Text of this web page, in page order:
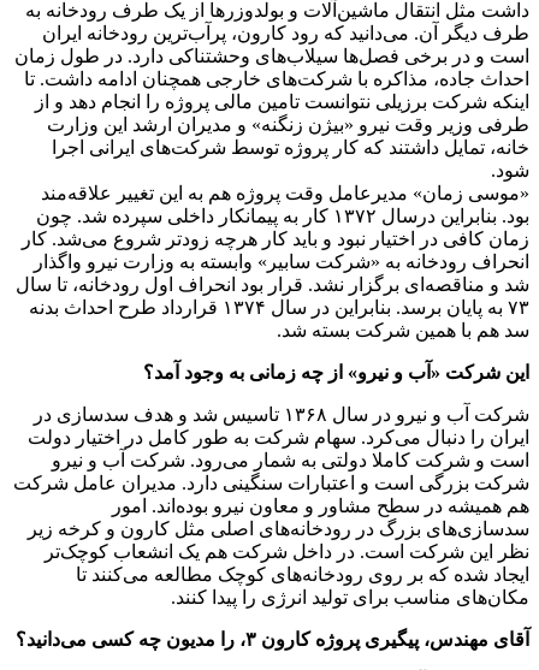
داشت مثل انتقال ماشین‌آلات و بولدوزرها از یک طرف رودخانه به
طرف دیگر آن. می‌دانید که رود کارون، پرآب‌ترین رودخانه ایران
است و در برخی فصل‌ها سیلاب‌های وحشتناکی دارد. در طول زمان
احداث جاده، مذاکره با شرکت‌های خارجی همچنان ادامه داشت. تا
اینکه شرکت برزیلی نتوانست تامین مالی پروژه را انجام دهد و از
طرفی وزیر وقت نیرو‌ «بیژن زنگنه» و مدیران ارشد این وزارت
خانه، تمایل داشتند که کار پروژه توسط شرکت‌های ایرانی اجرا
شود.
«موسی زمان» مدیرعامل وقت پروژه هم به این تغییر علاقه‌مند
بود. بنابراین در‌سال ۱۳۷۲ کار به پیمانکار داخلی سپرده شد. چون
زمان کافی در اختیار نبود و باید کار هرچه زودتر شروع می‌شد. کار
انحراف رودخانه به «شرکت سابیر» وابسته به وزارت نیرو واگذار
شد و مناقصه‌ای برگزار نشد. قرار بود انحراف اول رودخانه، تا‌ سال
۷۳ به پایان برسد. بنابراین در‌ سال ۱۳۷۴ قرارداد طرح احداث بدنه
سد هم با همین شرکت بسته شد.
این شرکت «آب و نیرو» از چه زمانی به وجود آمد؟
شرکت آب و نیرو در‌ سال ۱۳۶۸ تاسیس شد و هدف سدسازی در
ایران را دنبال می‌کرد. سهام شرکت به طور کامل در اختیار دولت
است و شرکت کاملا دولتی به شمار می‌رود. شرکت آب و نیرو
شرکت بزرگی است و اعتبارات سنگینی دارد. مدیران عامل شرکت
هم همیشه در سطح مشاور و معاون نیرو بوده‌اند. امور
سدسازی‌های بزرگ در رودخانه‌های اصلی مثل کارون و کرخه زیر
نظر این شرکت است. در داخل شرکت هم یک انشعاب کوچک‌تر
ایجاد شده که بر روی رودخانه‌های کوچک مطالعه می‌کنند تا
مکان‌های مناسب برای تولید انرژی را پیدا کنند.
آقای مهندس، پیگیری پروژه کارون ۳، را مدیون چه کسی می‌دانید؟